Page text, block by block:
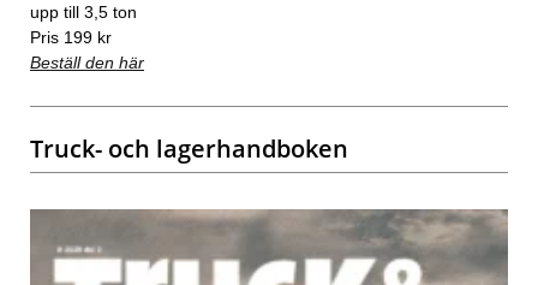
upp till 3,5 ton
Pris 199 kr
Beställ den här
Truck- och lagerhandboken